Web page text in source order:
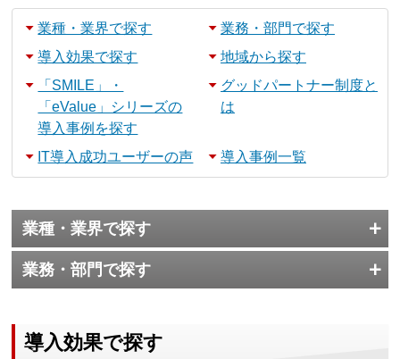
業種・業界で探す
業務・部門で探す
導入効果で探す
地域から探す
「SMILE」・
「eValue」シリーズの
導入事例を探す
グッドパートナー制度と
は
IT導入成功ユーザーの声 導入事例一覧
業種・業界で探す
業務・部門で探す
導入効果で探す